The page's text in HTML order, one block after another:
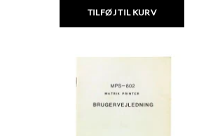
TILFØJ TIL KURV